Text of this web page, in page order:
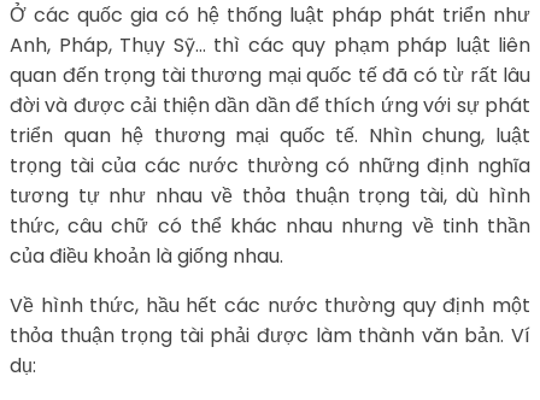
Ở các quốc gia có hệ thống luật pháp phát triển như
Anh, Pháp, Thụy Sỹ… thì các quy phạm pháp luật liên
quan đến trọng tài thương mại quốc tế đã có từ rất lâu
đời và được cải thiện dần dần để thích ứng với sự phát
triển quan hệ thương mại quốc tế. Nhìn chung, luật
trọng tài của các nước thường có những định nghĩa
tương tự như nhau về thỏa thuận trọng tài, dù hình
thức, câu chữ có thể khác nhau nhưng về tinh thần
của điều khoản là giống nhau.
Về hình thức, hầu hết các nước thường quy định một
thỏa thuận trọng tài phải được làm thành văn bản. Ví
dụ: